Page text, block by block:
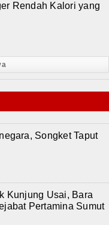
Rendah Kalori yang
Songket Taput
Kunjung Usai, Bara
Pertamina Sumut